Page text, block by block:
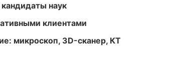
наук
клиентами
микроскоп, 3D-сканер, КТ